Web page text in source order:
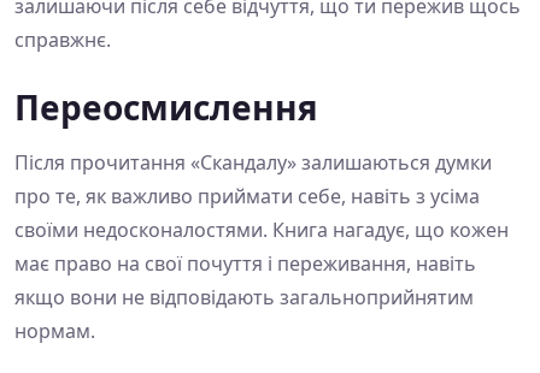
залишаючи після себе відчуття, що ти пережив щось
справжнє.
Переосмислення
Після прочитання «Скандалу» залишаються думки
про те, як важливо приймати себе, навіть з усіма
своїми недосконалостями. Книга нагадує, що кожен
має право на свої почуття і переживання, навіть
якщо вони не відповідають загальноприйнятим
нормам.